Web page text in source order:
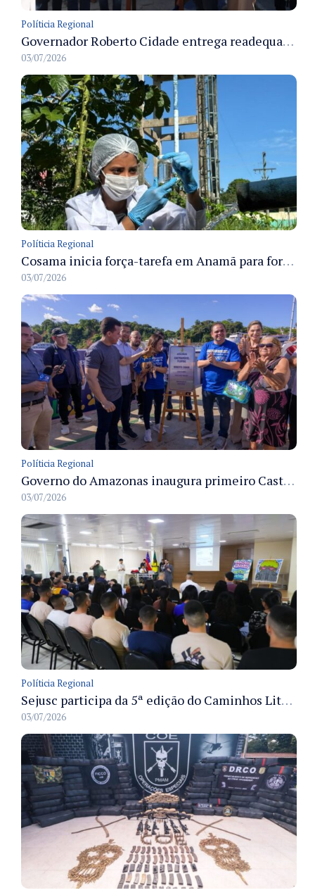
Políticia Regional
Governador Roberto Cidade entrega readequação do ambulatório da FCecon e amplia capacidade de atendimento oncológico em Manaus
03/07/2026
Políticia Regional
Cosama inicia força-tarefa em Anamã para fortalecer abastecimento de água e segurança hídrica da população
03/07/2026
Políticia Regional
Governo do Amazonas inaugura primeiro Castramóvel Fluvial para atendimento veterinário às comunidades ribeirinhas e castração gratuita
03/07/2026
Políticia Regional
Sejusc participa da 5ª edição do Caminhos Literários com foco na cultura hip-hop nas unidades socioeducativas
03/07/2026